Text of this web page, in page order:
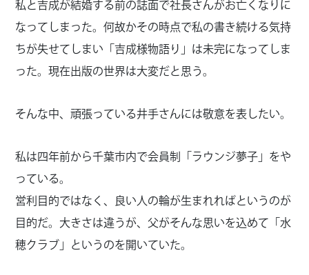
私と吉成が結婚する前の誌面で社長さんがお亡くなりに
なってしまった。何故かその時点で私の書き続ける気持
ちが失せてしまい「吉成様物語り」は未完になってしま
った。現在出版の世界は大変だと思う。
そんな中、頑張っている井手さんには敬意を表したい。
私は四年前から千葉市内で会員制「ラウンジ夢子」をや
っている。
営利目的ではなく、良い人の輪が生まれればというのが
目的だ。大きさは違うが、父がそんな思いを込めて「水
穂クラブ」というのを開いていた。